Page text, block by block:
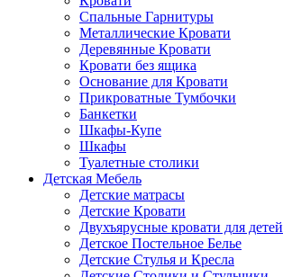
Спальные Гарнитуры
Металлические Кровати
Деревянные Кровати
Кровати без ящика
Основание для Кровати
Прикроватные Тумбочки
Банкетки
Шкафы-Купе
Шкафы
Туалетные столики
Детская Мебель
Детские матрасы
Детские Кровати
Двухъярусные кровати для детей
Детское Постельное Белье
Детские Стулья и Кресла